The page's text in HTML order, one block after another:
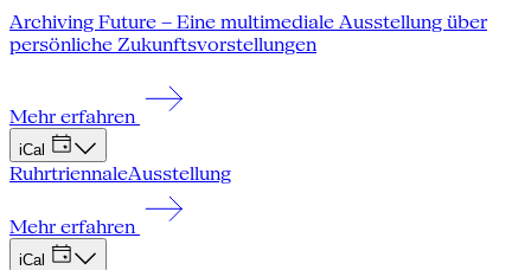
Archiving Future – Eine multimediale Ausstellung über
persönliche Zukunftsvorstellungen
Mehr erfahren
iCal
RuhrtriennaleAusstellung
Mehr erfahren
iCal